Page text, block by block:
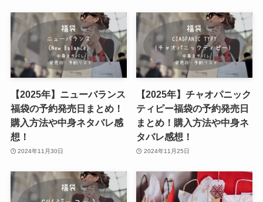
【2025年】ニューバランス
福袋の予約発売日まとめ！
購入方法や中身ネタバレ感
想！
2024年11月30日
【2025年】チャオパニック
ティピー福袋の予約発売日
まとめ！購入方法や中身ネ
タバレ感想！
2024年11月25日